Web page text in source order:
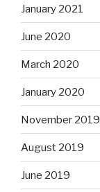
January 2021
June 2020
March 2020
January 2020
November 2019
August 2019
June 2019